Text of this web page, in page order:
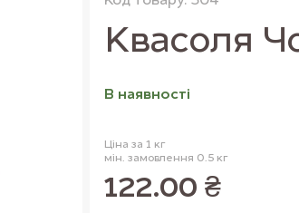
Квасоля
В наявностi
Ціна за 1 кг
мін. замовлення 0.5 кг
122.00 ₴